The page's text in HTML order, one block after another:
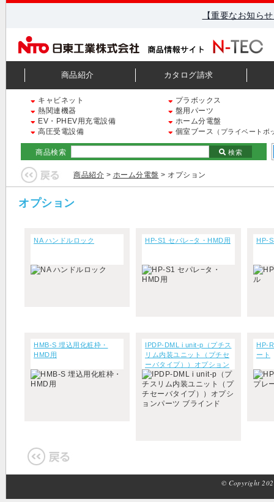
【重要なお知ら
商品紹介 カタログ請求
キャビネット
プラボックス
熱関連機器
盤用パーツ
EV・PHEV用充電設備
ホーム分電盤
高圧受電設備
個室ブース （プライベートボ
商品検索 検索
商品紹介 > ホーム分電盤 > オプション
オプション
NA ハンドルロック HP-S1 セパレ−タ・HMD用 HP-
HMB-S 埋込用化粧枠・
HMD用
IPDP-DML i unit-p（プチス
リム内装ユニット（プチセ
ーバタイプ））オプション
パーツ ブラインド
HP-
ート
© Copyright